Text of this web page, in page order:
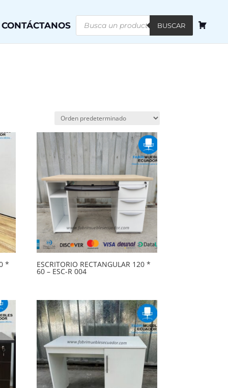
CONTÁCTANOS
Búsqueda
de
productos
BUSCAR
* ESCRITORIO RECTANGULAR 120 *
60 – ESC-R 004